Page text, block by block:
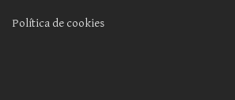
Política de cookies